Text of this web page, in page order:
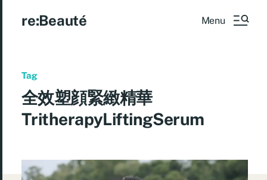
re:Beauté Menu
Tag
全效塑顔緊緻精華
TritherapyLiftingSerum